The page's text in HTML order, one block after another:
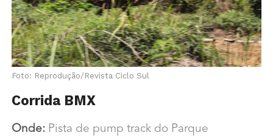
Foto: Reprodução/Revista Ciclo Sul
Corrida BMX
Onde:Pista de pump track do Parque